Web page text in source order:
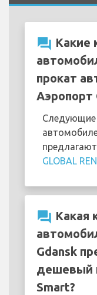
question_answer Какие
прокат
Аэропорт
Следующие
GLOBAL
question_answer Какая
Gdansk
дешевый
Smart?